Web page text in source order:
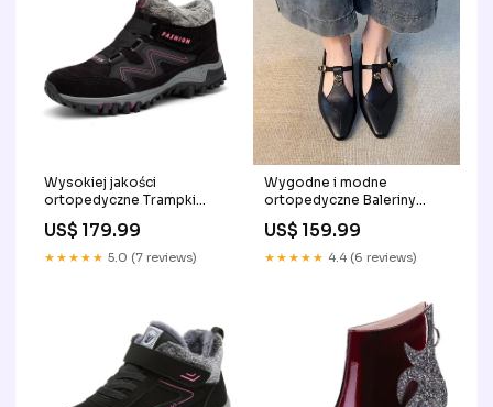
Wysokiej jakości
ortopedyczne Trampki
winner sandals
US$ 179.99
★★★★★ 5.0 (7 reviews)
Wygodne i modne
ortopedyczne Baleriny
Size:39.0
US$ 159.99
★★★★★ 4.4 (6 reviews)